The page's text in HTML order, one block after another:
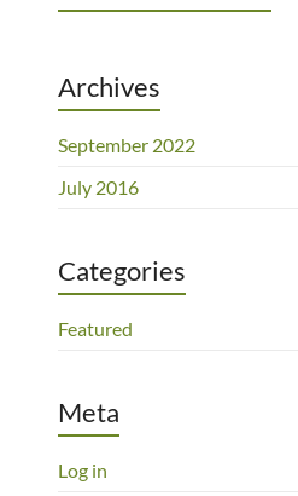
Archives
September 2022
July 2016
Categories
Featured
Meta
Log in